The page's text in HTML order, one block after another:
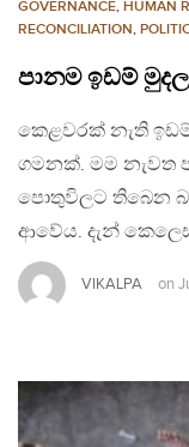
GOVERNANCE, HUMAN
RECONCILIATION,
පානම ඉඩම්
කෙළවරක් නැති
ගමනක්. මම නැවත
පොතුවිලට තිබෙන
ආවේය. දැන්
VIKALPA on